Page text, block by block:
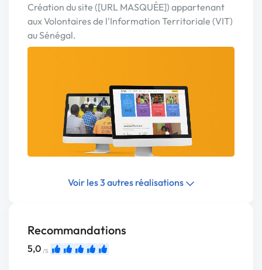
Création du site ([URL MASQUÉE]) appartenant
aux Volontaires de l'Information Territoriale (VIT)
au Sénégal.
Voir les 3 autres réalisations
Recommandations
5,0 /5